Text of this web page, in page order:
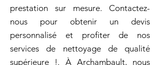
prestation sur mesure. Contactez-
nous pour obtenir un devis
personnalisé et profiter de nos
services de nettoyage de qualité
supérieure !. À Archambault, nous